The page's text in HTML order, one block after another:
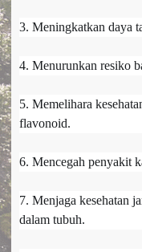
3. Meningkatkan daya
4. Menurunkan resiko
5. Memelihara
flavonoid.
6. Mencegah penyakit
7. Menjaga kesehatan
dalam tubuh.